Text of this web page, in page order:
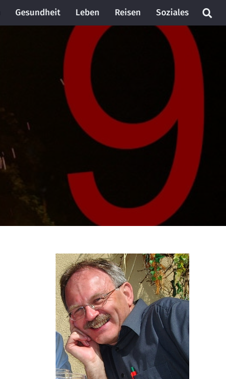
Gesundheit Leben Reisen Soziales